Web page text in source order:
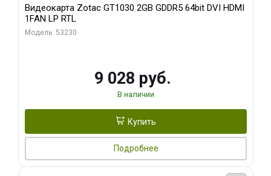
Видеокарта Zotac GT1030 2GB GDDR5 64bit DVI HDMI
1FAN LP RTL
Модель: 53230
9 028 руб.
В наличии
Купить
Подробнее